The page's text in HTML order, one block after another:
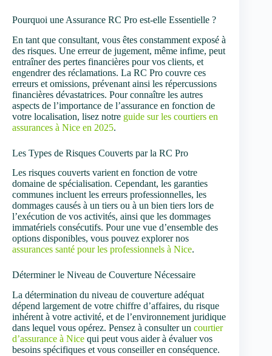
Pourquoi une Assurance RC Pro est-elle Essentielle ?
En tant que consultant, vous êtes constamment exposé à
des risques. Une erreur de jugement, même infime, peut
entraîner des pertes financières pour vos clients, et
engendrer des réclamations. La RC Pro couvre ces
erreurs et omissions, prévenant ainsi les répercussions
financières dévastatrices. Pour connaître les autres
aspects de l’importance de l’assurance en fonction de
votre localisation, lisez notre guide sur les courtiers en
assurances à Nice en 2025.
Les Types de Risques Couverts par la RC Pro
Les risques couverts varient en fonction de votre
domaine de spécialisation. Cependant, les garanties
communes incluent les erreurs professionnelles, les
dommages causés à un tiers ou à un bien tiers lors de
l’exécution de vos activités, ainsi que les dommages
immatériels consécutifs. Pour une vue d’ensemble des
options disponibles, vous pouvez explorer nos
assurances santé pour les professionnels à Nice.
Déterminer le Niveau de Couverture Nécessaire
La détermination du niveau de couverture adéquat
dépend largement de votre chiffre d’affaires, du risque
inhérent à votre activité, et de l’environnement juridique
dans lequel vous opérez. Pensez à consulter un courtier
d’assurance à Nice qui peut vous aider à évaluer vos
besoins spécifiques et vous conseiller en conséquence.